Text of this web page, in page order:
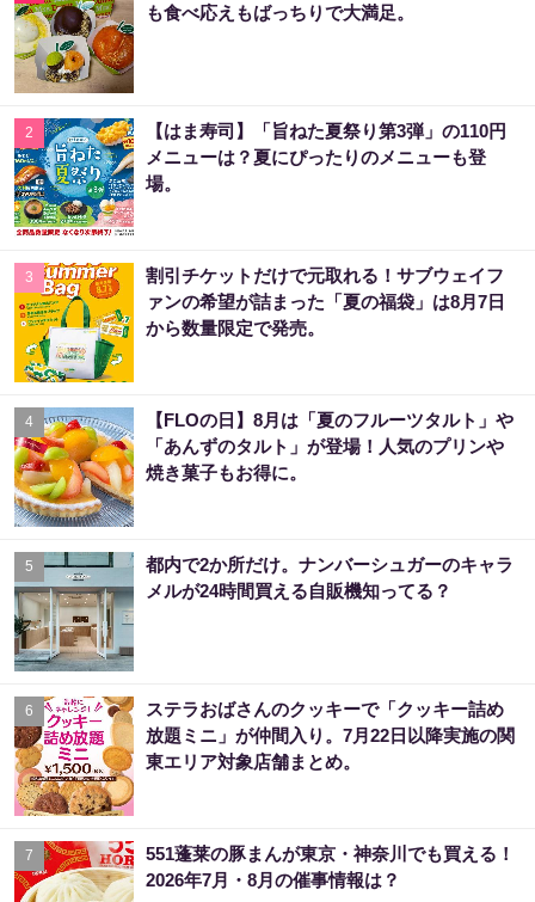
も食べ応えもばっちりで大満足。
2
【はま寿司】「旨ねた夏祭り第3弾」の110円
メニューは？夏にぴったりのメニューも登
場。
3
割引チケットだけで元取れる！サブウェイフ
ァンの希望が詰まった「夏の福袋」は8月7日
から数量限定で発売。
4
【FLOの日】8月は「夏のフルーツタルト」や
「あんずのタルト」が登場！人気のプリンや
焼き菓子もお得に。
5
都内で2か所だけ。ナンバーシュガーのキャラ
メルが24時間買える自販機知ってる？
6
ステラおばさんのクッキーで「クッキー詰め
放題ミニ」が仲間入り。7月22日以降実施の関
東エリア対象店舗まとめ。
7
551蓬莱の豚まんが東京・神奈川でも買える！
2026年7月・8月の催事情報は？